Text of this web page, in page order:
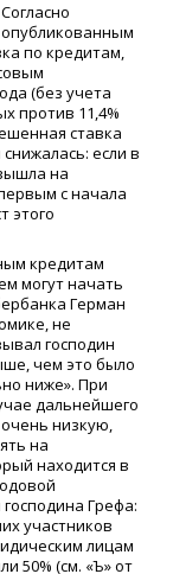
Согласно
опубликованным
по кредитам,
(без учета
против 11,4%
ставка
если в
на
с начала
этого
кредитам
могут начать
Герман
не
господин
чем это было
ниже». При
дальнейшего
низкую,
на
находится в
Грефа:
участников
лицам
50% (см. «Ъ» от